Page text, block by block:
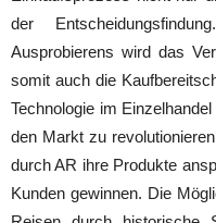
der
Ausprobierens wird das
somit auch die
Technologie im
den Markt zu
durch AR ihre Produkte
Kunden gewinnen. Die